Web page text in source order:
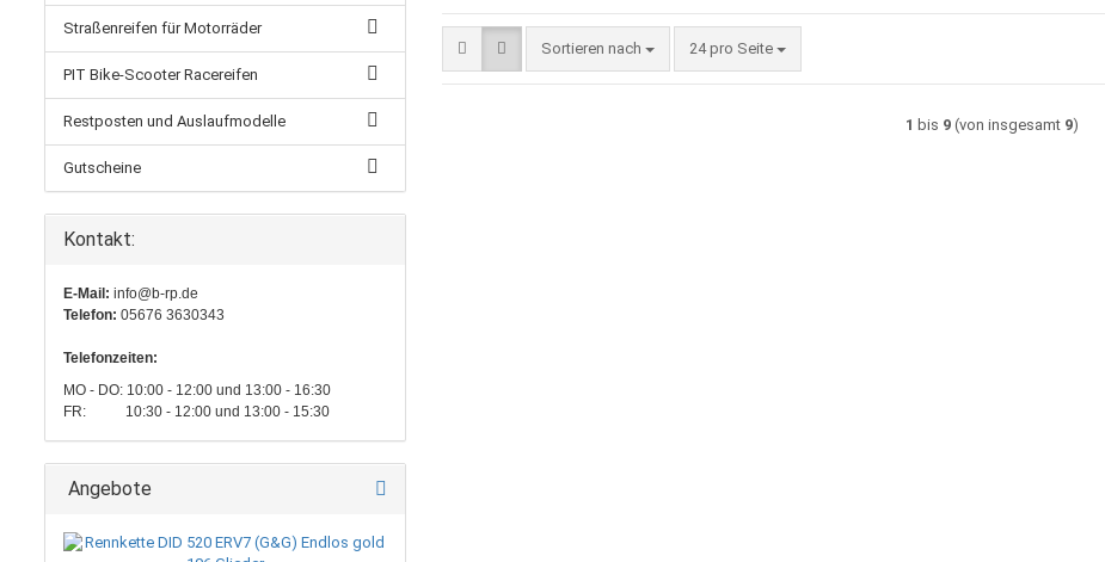
Sortieren nach
Sortieren nach 24 pro Seite
pro Seite
1 bis 9 (von insgesamt 9)
Straßenreifen für Motorräder
PIT Bike-Scooter Racereifen
Restposten und Auslaufmodelle
Gutscheine
Kontakt:
E-Mail: info@b-rp.de
Telefon: 05676 3630343
Telefonzeiten:
MO - DO: 10:00 - 12:00 und 13:00 - 16:30
FR: 10:30 - 12:00 und 13:00 - 15:30
Angebote